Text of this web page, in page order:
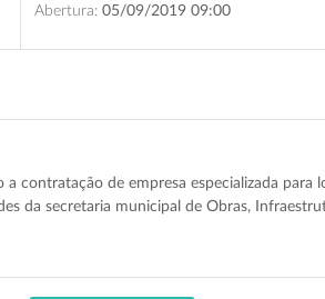
Abertura: 05/09/2019 09:00
contratação de empresa especializada para
da secretaria municipal de Obras,